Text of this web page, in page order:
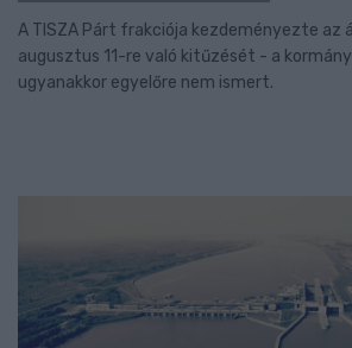
A TISZA Párt frakciója kezdeményezte az
augusztus 11-re való kitűzését - a
ugyanakkor egyelőre nem ismert.